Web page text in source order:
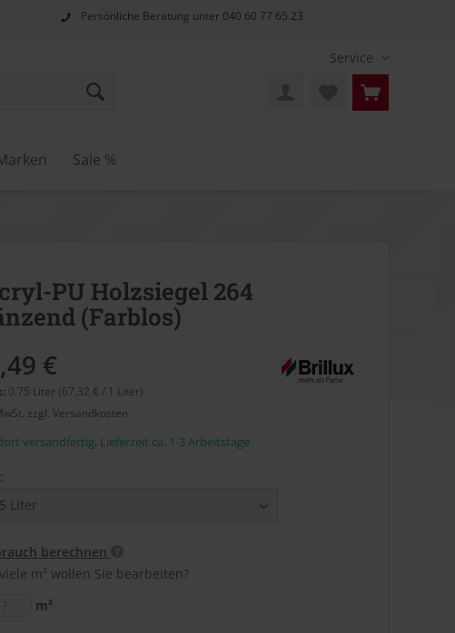
Persönliche Beratung unter 040 60 77 65 23
Service
Sale %
PU Holzsiegel 264
(Farblos)
€
0.75 Liter (67,32 € / 1 Liter)
zzgl. Versandkosten
versandfertig, Lieferzeit ca. 1-3 Arbeitstage
berechnen
m² wollen Sie bearbeiten?
m²